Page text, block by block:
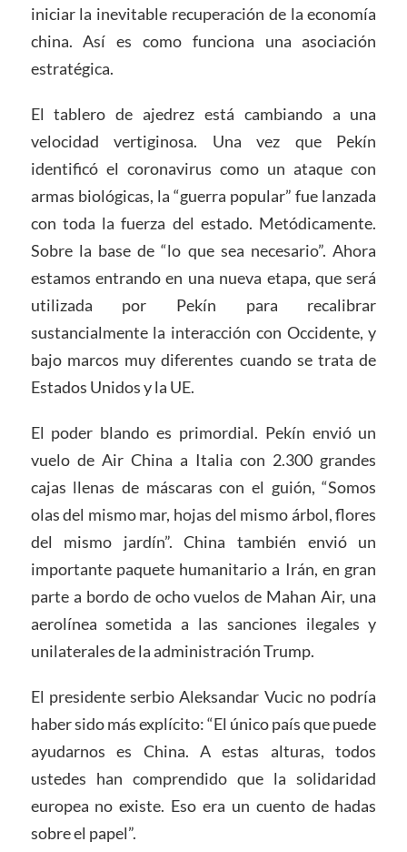
iniciar la inevitable recuperación de la economía
china. Así es como funciona una asociación
estratégica.
El tablero de ajedrez está cambiando a una
velocidad vertiginosa. Una vez que Pekín
identificó el coronavirus como un ataque con
armas biológicas, la “guerra popular” fue lanzada
con toda la fuerza del estado. Metódicamente.
Sobre la base de “lo que sea necesario”. Ahora
estamos entrando en una nueva etapa, que será
utilizada por Pekín para recalibrar
sustancialmente la interacción con Occidente, y
bajo marcos muy diferentes cuando se trata de
Estados Unidos y la UE.
El poder blando es primordial. Pekín envió un
vuelo de Air China a Italia con 2.300 grandes
cajas llenas de máscaras con el guión, “Somos
olas del mismo mar, hojas del mismo árbol, flores
del mismo jardín”. China también envió un
importante paquete humanitario a Irán, en gran
parte a bordo de ocho vuelos de Mahan Air, una
aerolínea sometida a las sanciones ilegales y
unilaterales de la administración Trump.
El presidente serbio Aleksandar Vucic no podría
haber sido más explícito: “El único país que puede
ayudarnos es China. A estas alturas, todos
ustedes han comprendido que la solidaridad
europea no existe. Eso era un cuento de hadas
sobre el papel”.